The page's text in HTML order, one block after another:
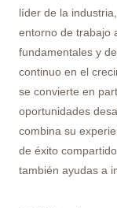
líder de la
entorno de trabajo
fundamentales y
continuo en el
se convierte en
oportunidades
combina su
de éxito
también ayudas a